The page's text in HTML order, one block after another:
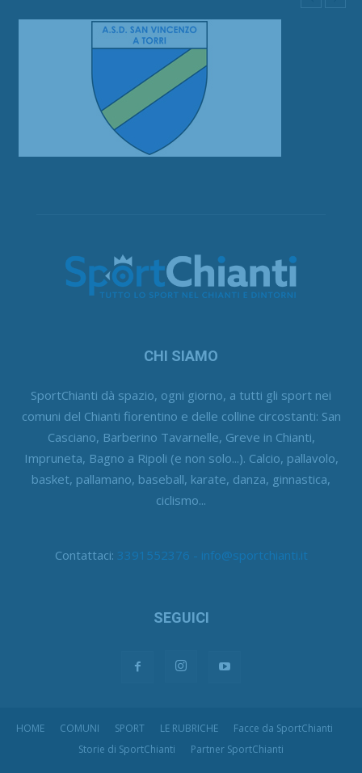
CHI SIAMO
SportChianti dà spazio, ogni giorno, a tutti gli sport nei
comuni del Chianti fiorentino e delle colline circostanti: San
Casciano, Barberino Tavarnelle, Greve in Chianti,
Impruneta, Bagno a Ripoli (e non solo...). Calcio, pallavolo,
basket, pallamano, baseball, karate, danza, ginnastica,
ciclismo...
Contattaci: 3391552376 - info@sportchianti.it
SEGUICI
HOME COMUNI SPORT LE RUBRICHE
Facce da SportChianti
Storie di SportChianti
Partner SportChianti